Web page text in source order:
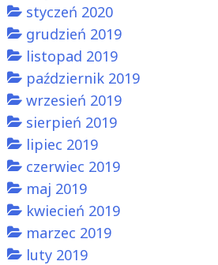
styczeń 2020
grudzień 2019
listopad 2019
październik 2019
wrzesień 2019
sierpień 2019
lipiec 2019
czerwiec 2019
maj 2019
kwiecień 2019
marzec 2019
luty 2019